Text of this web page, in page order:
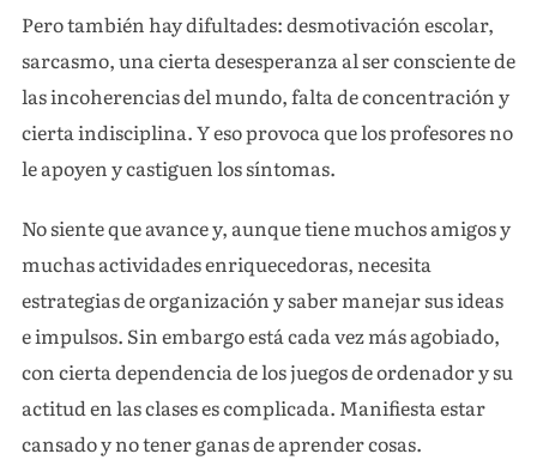
Pero también hay difultades: desmotivación escolar,
sarcasmo, una cierta desesperanza al ser consciente de
las incoherencias del mundo, falta de concentración y
cierta indisciplina. Y eso provoca que los profesores no
le apoyen y castiguen los síntomas.
No siente que avance y, aunque tiene muchos amigos y
muchas actividades enriquecedoras, necesita
estrategias de organización y saber manejar sus ideas
e impulsos. Sin embargo está cada vez más agobiado,
con cierta dependencia de los juegos de ordenador y su
actitud en las clases es complicada. Manifiesta estar
cansado y no tener ganas de aprender cosas.